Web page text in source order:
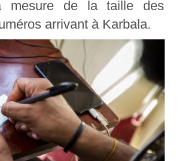
mesure de la taille des
arrivant à Karbala.